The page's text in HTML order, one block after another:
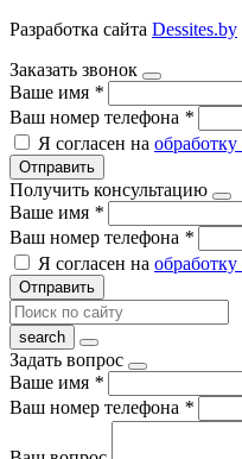
Разработка сайта Dessites.by
Заказать звонок
Ваше имя *
Ваш номер телефона *
Я согласен на
Отправить
Получить консультацию
Ваше имя *
Ваш номер телефона *
Я согласен на
Отправить
Задать вопрос
Ваше имя *
Ваш номер телефона *